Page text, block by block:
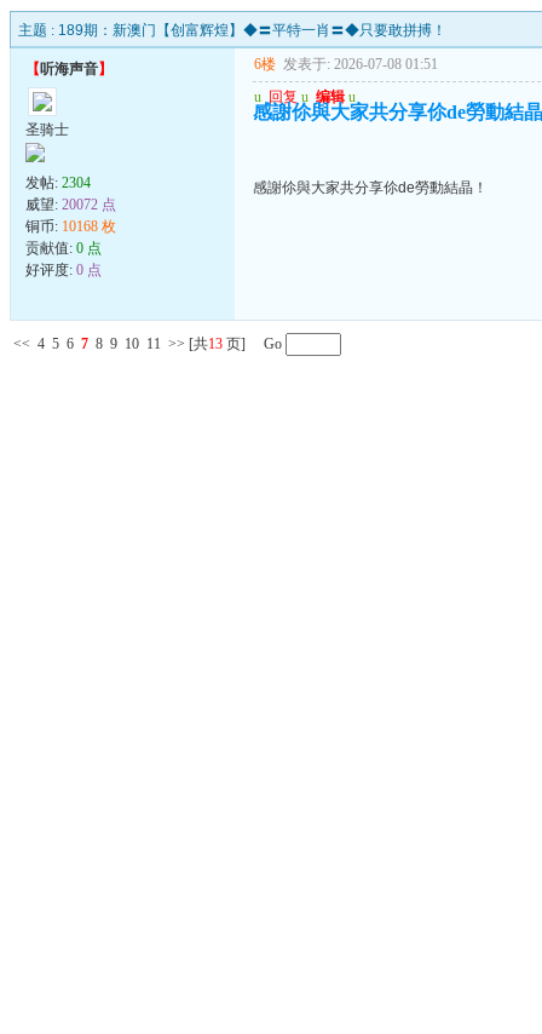
主题 : 189期：新澳门【创富辉煌】◆〓平特一肖〓◆只要敢拼搏！
【听海声音】
圣骑士
发帖: 2304
威望: 20072 点
铜币: 10168 枚
贡献值: 0 点
好评度: 0 点
6楼 发表于: 2026-07-08 01:51
u 回复 u 编辑 u
感謝伱與大家共分享伱de勞動結
感謝伱與大家共分享伱de勞動結晶！
<< 4 5 6 7 8 9 10 11 >> [共13 页] Go